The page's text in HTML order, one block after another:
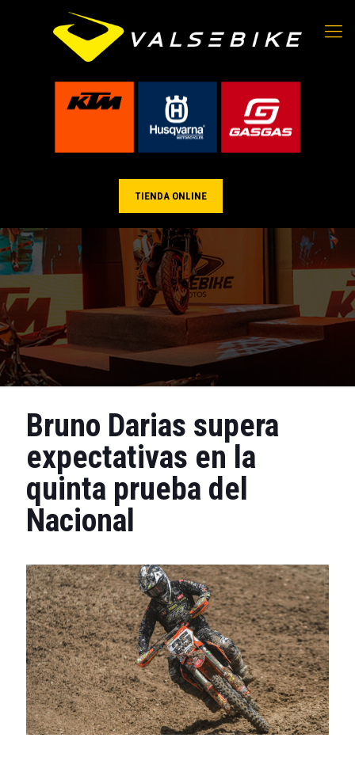
TIENDA ONLINE
Bruno Darias supera
expectativas en la
quinta prueba del
Nacional